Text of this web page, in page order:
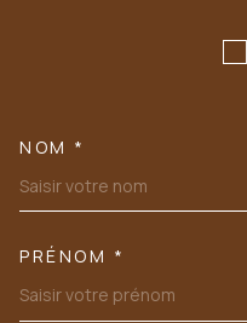
NOM *
PRÉNOM *